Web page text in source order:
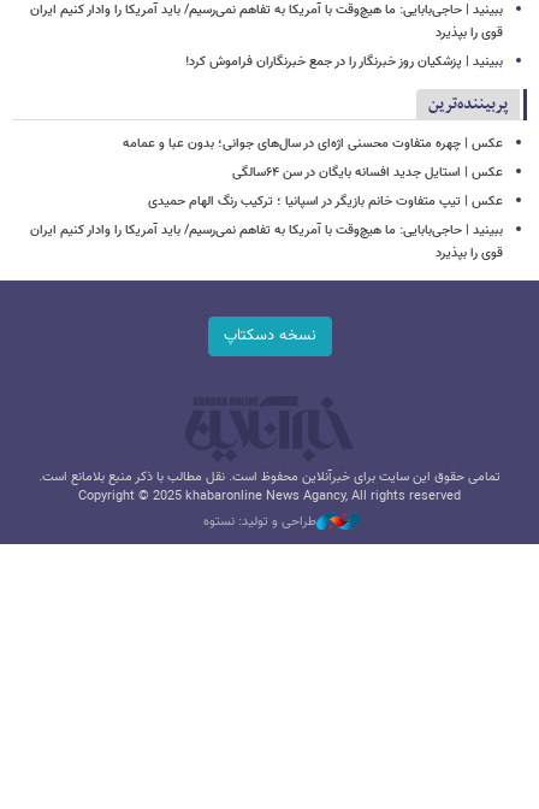
ببینید | حاجی‌بابایی: ما هیچ‌وقت با آمریکا به تفاهم نمی‌رسیم/ باید آمریکا را وادار کنیم ایران
قوی را بپذیرد
ببینید | پزشکیان روز خبرنگار را در جمع خبرنگاران فراموش کرد!
پربیننده‌ترین
عکس | چهره متفاوت محسنی اژه‌ای در سال‌های جوانی؛ بدون عبا و عمامه
عکس | استایل جدید افسانه بایگان در سن ۶۴سالگی
عکس | تیپ متفاوت خانم بازیگر در اسپانیا ؛ ترکیب رنگ الهام حمیدی
ببینید | حاجی‌بابایی: ما هیچ‌وقت با آمریکا به تفاهم نمی‌رسیم/ باید آمریکا را وادار کنیم ایران
قوی را بپذیرد
نسخه دسکتاپ
تمامی حقوق این سایت برای خبرآنلاین محفوظ است. نقل مطالب با ذکر منبع بلامانع است.
Copyright © 2025 khabaronline News Agancy, All rights reserved
طراحی و تولید: نستوه